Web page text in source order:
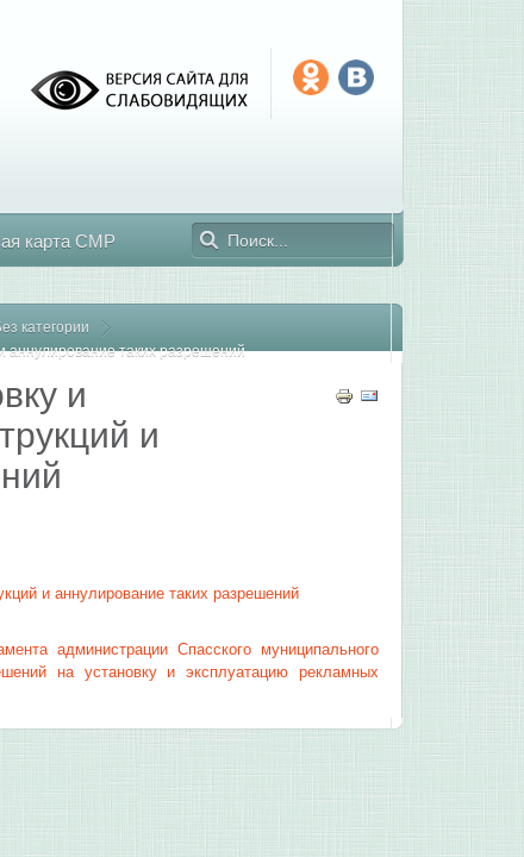
карта СМР
категории
аннулирование таких разрешений
и
и
и аннулирование таких разрешений
администрации Спасского муниципального
на установку и эксплуатацию рекламных